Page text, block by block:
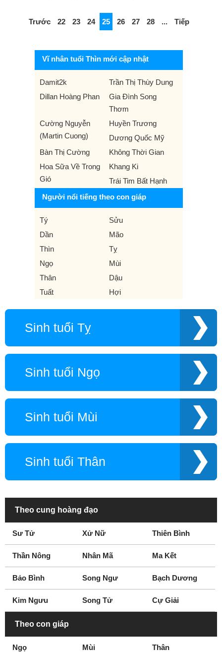
Trước 22 23 24 25 26 27 28 ... Tiếp
Vĩ nhân tuổi Thìn mới cập nhật
Damit2k
Trần Thị Thùy Dung
Dillan Hoàng Phan
Gia Đình Song
Thơm
Cường Nguyễn
(Martin Cuong)
Huyền Trương
Dương Quốc Mỹ
Bàn Thị Cường
Không Thời Gian
Hoa Sữa Về Trong
Gió
Khang Ki
Trái Tim Bất Hạnh
Người nổi tiếng theo con giáp
Tý
Sửu
Dần
Mão
Thìn
Tỵ
Ngọ
Mùi
Thân
Dậu
Tuất
Hợi
Sinh tuổi Tỵ
Sinh tuổi Ngọ
Sinh tuổi Mùi
Sinh tuổi Thân
Theo cung hoàng đạo
Sư Tử Xử Nữ Thiên Bình
Thần Nông Nhân Mã Ma Kết
Bảo Bình Song Ngư Bạch Dương
Kim Ngưu Song Tử Cự Giải
Theo con giáp
Ngọ Mùi Thân